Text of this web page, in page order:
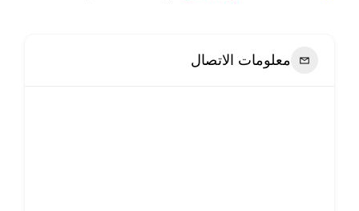
معلومات الاتصال